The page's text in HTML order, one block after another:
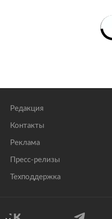
Редакция
Контакты
Реклама
Пресс-релизы
Техподдержка